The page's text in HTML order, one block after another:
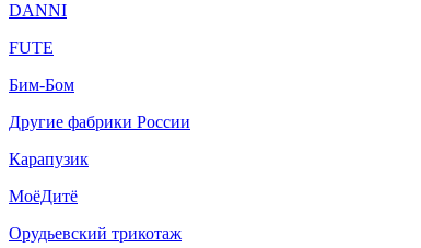
DANNI
FUTE
Бим-Бом
Другие фабрики России
Карапузик
МоёДитё
Орудьевский трикотаж